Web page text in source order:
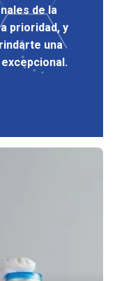
de la
prioridad, y
una